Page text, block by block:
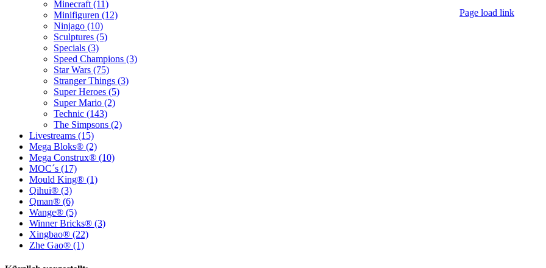
Minecraft (11)
Minifiguren (12)
Ninjago (10)
Sculptures (5)
Specials (3)
Speed Champions (3)
Star Wars (75)
Stranger Things (3)
Super Heroes (5)
Super Mario (2)
Technic (143)
The Simpsons (2)
Livestreams (15)
Mega Bloks® (2)
Mega Construx® (10)
MOC´s (17)
Mould King® (1)
Qihui® (3)
Qman® (6)
Wange® (5)
Winner Bricks® (3)
Xingbao® (22)
Zhe Gao® (1)
Page load link